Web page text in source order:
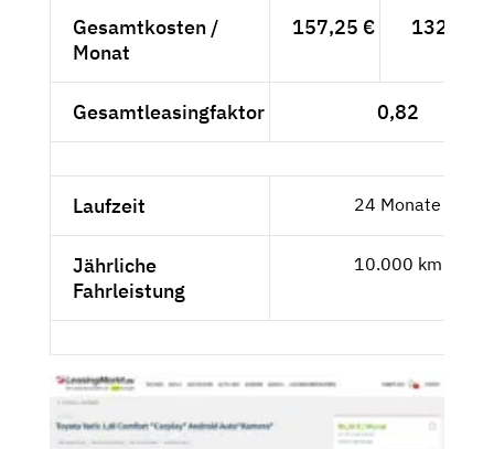
Gesamtkosten /
Monat
157,25 € 132,14 €
Gesamtleasingfaktor 0,82
Laufzeit 24 Monate
Jährliche
Fahrleistung
10.000 km